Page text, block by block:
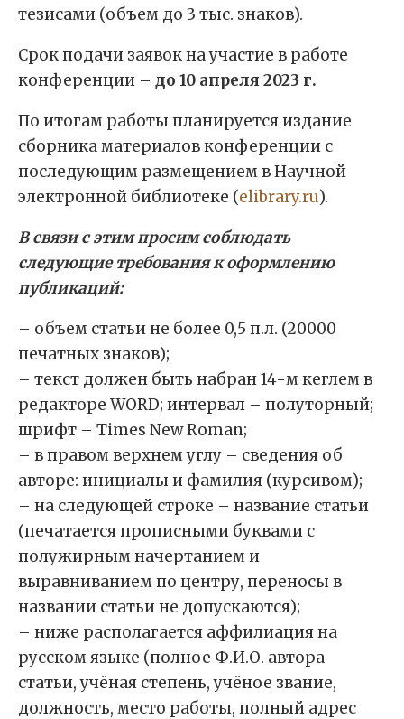
тезисами (объем до 3 тыс. знаков).
Срок подачи заявок на участие в работе
конференции – до 10 апреля 2023 г.
По итогам работы планируется издание
сборника материалов конференции с
последующим размещением в Научной
электронной библиотеке (elibrary.ru).
В связи с этим просим соблюдать
следующие требования к оформлению
публикаций:
– объем статьи не более 0,5 п.л. (20000
печатных знаков);
– текст должен быть набран 14-м кеглем в
редакторе WORD; интервал – полуторный;
шрифт – Times New Roman;
– в правом верхнем углу – сведения об
авторе: инициалы и фамилия (курсивом);
– на следующей строке – название статьи
(печатается прописными буквами с
полужирным начертанием и
выравниванием по центру, переносы в
названии статьи не допускаются);
– ниже располагается аффилиация на
русском языке (полное Ф.И.О. автора
статьи, учёная степень, учёное звание,
должность, место работы, полный адрес